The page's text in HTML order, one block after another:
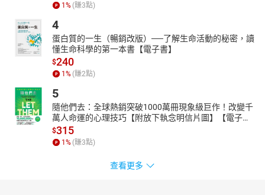
1% (賺3點)
4
蛋白質的一生（暢銷改版）──了解生命活動的秘密，讀
懂生命科學的第一本書【電子書】
$240
1% (賺2點)
5
隨他們去：全球熱銷突破1000萬冊現象級巨作！改變千
萬人命運的心理技巧【附放下執念明信片圖】【電子
書】
$315
1% (賺3點)
查看更多